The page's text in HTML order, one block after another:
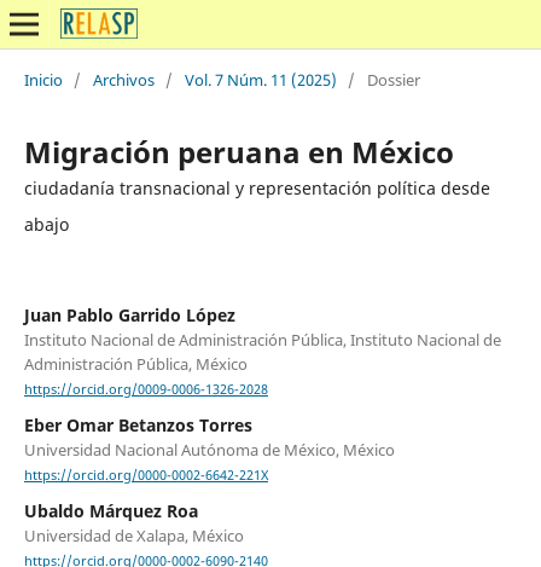
Inicio / Archivos / Vol. 7 Núm. 11 (2025) / Dossier
Migración peruana en México
ciudadanía transnacional y representación política desde
abajo
Juan Pablo Garrido López
Instituto Nacional de Administración Pública, Instituto Nacional de
Administración Pública, México
https://orcid.org/0009-0006-1326-2028
Eber Omar Betanzos Torres
Universidad Nacional Autónoma de México, México
https://orcid.org/0000-0002-6642-221X
Ubaldo Márquez Roa
Universidad de Xalapa, México
https://orcid.org/0000-0002-6090-2140